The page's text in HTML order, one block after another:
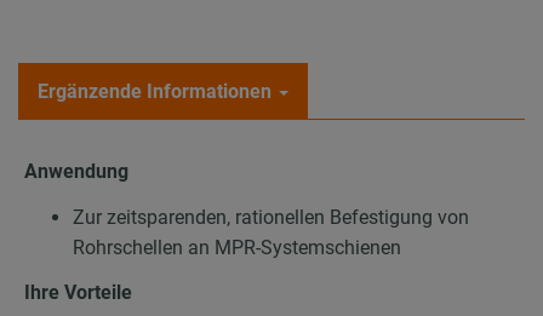
Ergänzende Informationen
Anwendung
Zur zeitsparenden, rationellen Befestigung von
Rohrschellen an MPR-Systemschienen
Ihre Vorteile